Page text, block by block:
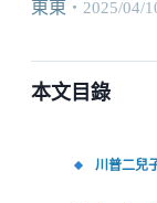
東東 ・ 2025/04/
本文目錄
川普二兒